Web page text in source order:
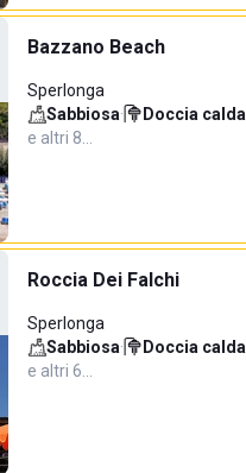
Bazzano Beach
Sperlonga
Sabbiosa· Doccia calda
e altri 8…
Roccia Dei Falchi
Sperlonga
Sabbiosa· Doccia calda
e altri 6…